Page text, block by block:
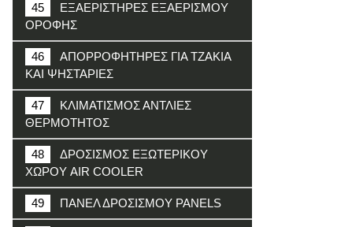
45
ΕΞΑΕΡΙΣΤΗΡΕΣ ΕΞΑΕΡΙΣΜΟΥ
ΟΡΟΦΗΣ
46
ΑΠΟΡΡΟΦΗΤΗΡΕΣ ΓΙΑ ΤΖΑΚΙΑ
ΚΑΙ ΨΗΣΤΑΡΙΕΣ
47
ΚΛΙΜΑΤΙΣΜΟΣ ΑΝΤΛΙΕΣ
ΘΕΡΜΟΤΗΤΟΣ
48
ΔΡΟΣΙΣΜΟΣ ΕΞΩΤΕΡΙΚΟΥ
ΧΩΡΟΥ AIR COOLER
49 ΠΑΝΕΛ ΔΡΟΣΙΣΜΟΥ PANELS